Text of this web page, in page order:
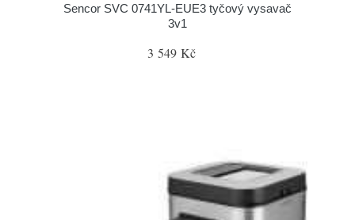
Sencor SVC 0741YL-EUE3 tyčový vysavač
3v1
3 549 Kč